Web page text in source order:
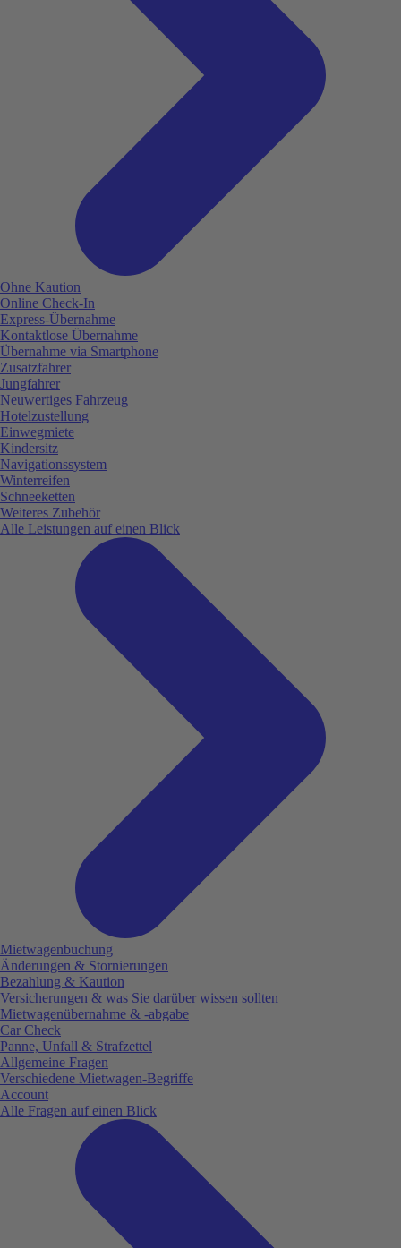
Ohne Kaution
Online Check-In
Express-Übernahme
Kontaktlose Übernahme
Übernahme via Smartphone
Zusatzfahrer
Jungfahrer
Neuwertiges Fahrzeug
Hotelzustellung
Einwegmiete
Kindersitz
Navigationssystem
Winterreifen
Schneeketten
Weiteres Zubehör
Alle Leistungen auf einen Blick
Mietwagenbuchung
Änderungen & Stornierungen
Bezahlung & Kaution
Versicherungen & was Sie darüber wissen sollten
Mietwagenübernahme & -abgabe
Car Check
Panne, Unfall & Strafzettel
Allgemeine Fragen
Verschiedene Mietwagen-Begriffe
Account
Alle Fragen auf einen Blick